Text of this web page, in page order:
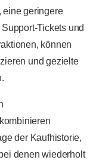
eine geringere
Tickets und
können
und gezielte
der Kaufhistorie,
denen wiederholt